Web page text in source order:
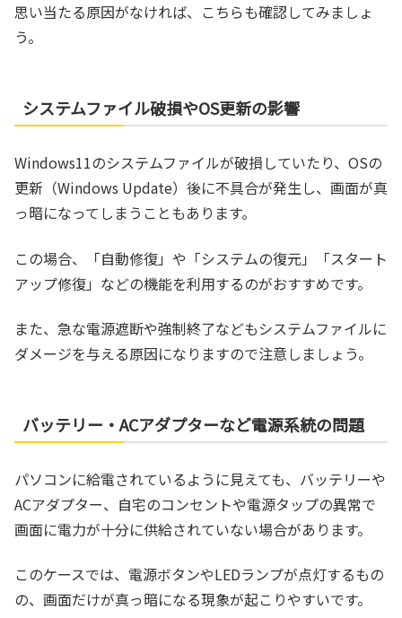
思い当たる原因がなければ、こちらも確認してみましょ
う。
システムファイル破損やOS更新の影響
Windows11のシステムファイルが破損していたり、OSの
更新（Windows Update）後に不具合が発生し、画面が真
っ暗になってしまうこともあります。
この場合、「自動修復」や「システムの復元」「スタート
アップ修復」などの機能を利用するのがおすすめです。
また、急な電源遮断や強制終了などもシステムファイルに
ダメージを与える原因になりますので注意しましょう。
バッテリー・ACアダプターなど電源系統の問題
パソコンに給電されているように見えても、バッテリーや
ACアダプター、自宅のコンセントや電源タップの異常で
画面に電力が十分に供給されていない場合があります。
このケースでは、電源ボタンやLEDランプが点灯するもの
の、画面だけが真っ暗になる現象が起こりやすいです。